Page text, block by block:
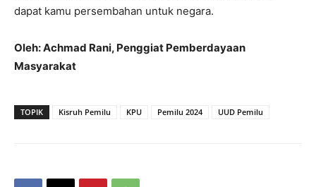
dapat kamu persembahan untuk negara.
Oleh: Achmad Rani, Penggiat Pemberdayaan
Masyarakat
TOPIK Kisruh Pemilu KPU Pemilu 2024 UUD Pemilu